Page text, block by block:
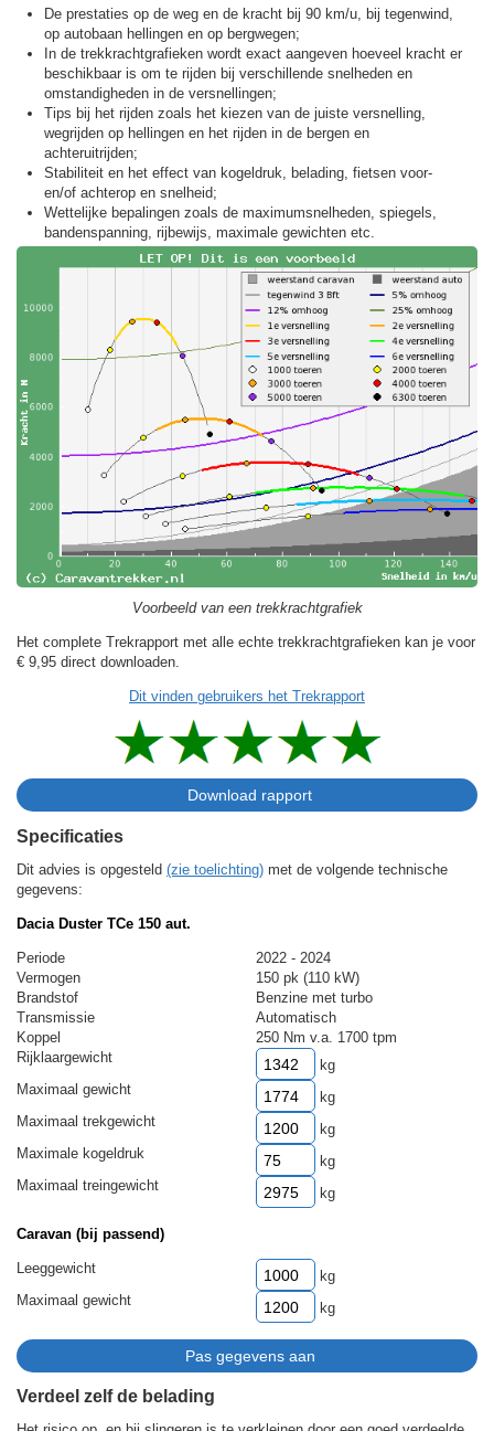
De prestaties op de weg en de kracht bij 90 km/u, bij tegenwind,
op autobaan hellingen en op bergwegen;
In de trekkracht­grafieken wordt exact aangeven hoeveel kracht er
beschikbaar is om te rijden bij verschillende snelheden en
omstandigheden in de versnellingen;
Tips bij het rijden zoals het kiezen van de juiste versnelling,
wegrijden op hellingen en het rijden in de bergen en
achteruitrijden;
Stabiliteit en het effect van kogeldruk, belading, fietsen voor-
en/of achterop en snelheid;
Wettelijke bepalingen zoals de maximumsnelheden, spiegels,
bandenspanning, rijbewijs, maximale gewichten etc.
Voorbeeld van een trekkrachtgrafiek
Het complete Trekrapport met alle echte trekkrachtgrafieken kan je voor
€ 9,95 direct downloaden.
Dit vinden gebruikers het Trekrapport
Specificaties
Dit advies is opgesteld (zie toelichting) met de volgende technische
gegevens:
Dacia Duster TCe 150 aut.
Periode
2022 - 2024
Vermogen
150 pk (110 kW)
Brandstof
Benzine met turbo
Transmissie
Automatisch
Koppel
250 Nm v.a. 1700 tpm
Rijklaargewicht
kg
Maximaal gewicht
kg
Maximaal trekgewicht
kg
Maximale kogeldruk
kg
Maximaal treingewicht
kg
Caravan (bij passend)
Leeggewicht
kg
Maximaal gewicht
kg
Verdeel zelf de belading